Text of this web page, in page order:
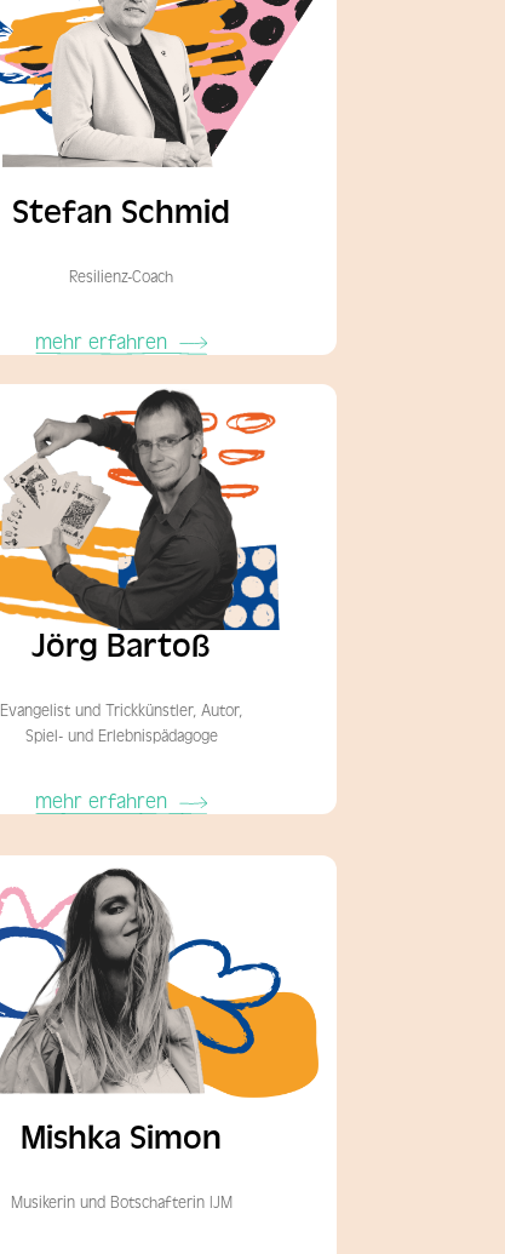
Stefan Schmid
Resilienz-Coach
mehr erfahren
Jörg Bartoß
Evangelist und Trickkünstler, Autor,
Spiel- und Erlebnispädagoge
mehr erfahren
Mishka Simon
Musikerin und Botschafterin IJM